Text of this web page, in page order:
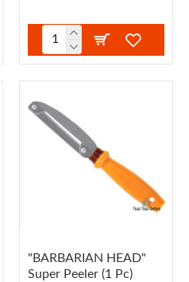
"BARBARIAN HEAD"
Super Peeler (1 Pc)